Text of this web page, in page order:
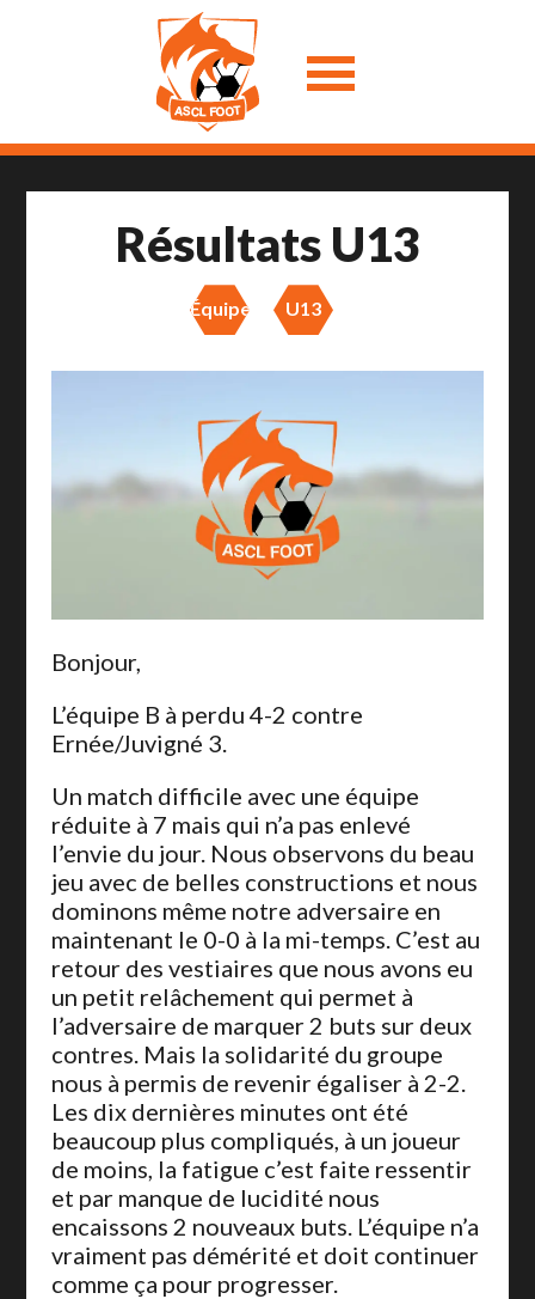
Résultats U13
Équipes U13
Bonjour,
L’équipe B à perdu 4-2 contre
Ernée/Juvigné 3.
Un match difficile avec une équipe
réduite à 7 mais qui n’a pas enlevé
l’envie du jour. Nous observons du beau
jeu avec de belles constructions et nous
dominons même notre adversaire en
maintenant le 0-0 à la mi-temps. C’est au
retour des vestiaires que nous avons eu
un petit relâchement qui permet à
l’adversaire de marquer 2 buts sur deux
contres. Mais la solidarité du groupe
nous à permis de revenir égaliser à 2-2.
Les dix dernières minutes ont été
beaucoup plus compliqués, à un joueur
de moins, la fatigue c’est faite ressentir
et par manque de lucidité nous
encaissons 2 nouveaux buts. L’équipe n’a
vraiment pas démérité et doit continuer
comme ça pour progresser.